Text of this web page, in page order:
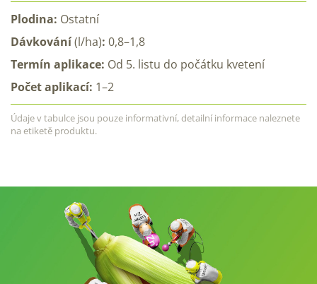
Plodina: Ostatní
Dávkování(l/ha): 0,8–1,8
Termín aplikace: Od 5. listu do počátku kvetení
Počet aplikací: 1–2
Údaje v tabulce jsou pouze informativní, detailní informace naleznete
na etiketě produktu.